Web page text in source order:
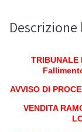
TRIBUNALE
AVVISO DI
VENDITA